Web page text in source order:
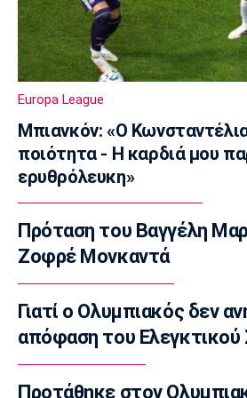
Διπλή ενίσχυση για την ΑΕΛ
23:00
Ποδόσφαιρο - Διεθνή
Πυραυλική επίθεση της
της Τσερνομόρετς
22:58
EuroLeague
Ενδιαφέρον της Μάλαγα για
Στίβος
Παγκόσμιο Κ20: Πανελλήνιο
Μπακογιάννη, στον τελικό
22:49
Super League 1
Αστέρας Τρίπολης: Εύκολη
του Πύργου
Europa League
Μπιανκόν: «Ο
ποιότητα - Η καρδιά μου
ερυθρόλευκη»
Πρόταση του Βαγγέλη
Ζοφρέ Μονκαντά
Γιατί ο Ολυμπιακός δεν
απόφαση του Ελεγκτικού
Προτάθηκε στον